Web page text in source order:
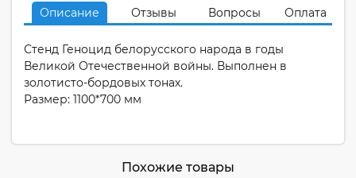
Описание Отзывы Вопросы Оплата
Стенд Геноцид белорусского народа в годы
Великой Отечественной войны. Выполнен в
золотисто-бордовых тонах.
Размер: 1100*700 мм
Похожие товары